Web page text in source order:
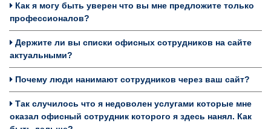
Как я могу быть уверен что вы мне предложите только
профессионалов?
Держите ли вы списки офисных сотрудников на сайте
актуальными?
Почему люди нанимают сотрудников через ваш сайт?
Так случилось что я недоволен услугами которые мне
оказал офисный сотрудник которого я здесь нанял. Как